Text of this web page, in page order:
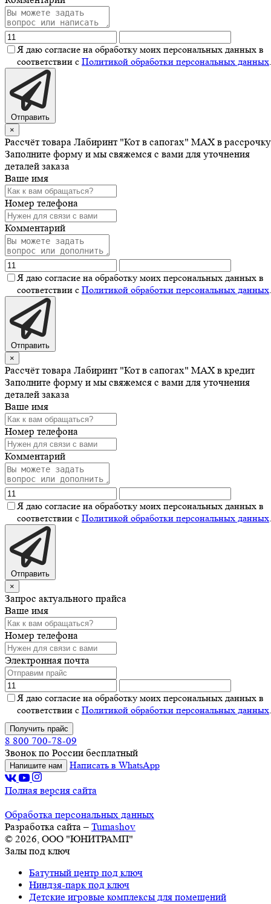
Я даю согласие на обработку моих персональных данных в
соответствии с Политикой обработки персональных данных.
Отправить
×
Рассчёт товара Лабиринт "Кот в сапогах" MAX в рассрочку
Заполните форму и мы свяжемся с вами для уточнения
деталей заказа
Ваше имя
Номер телефона
Комментарий
Я даю согласие на обработку моих персональных данных в
соответствии с Политикой обработки персональных данных.
Отправить
×
Рассчёт товара Лабиринт "Кот в сапогах" MAX в кредит
Заполните форму и мы свяжемся с вами для уточнения
деталей заказа
Ваше имя
Номер телефона
Комментарий
Я даю согласие на обработку моих персональных данных в
соответствии с Политикой обработки персональных данных.
Отправить
×
Запрос актуального прайса
Ваше имя
Номер телефона
Электронная почта
Я даю согласие на обработку моих персональных данных в
соответствии с Политикой обработки персональных данных.
Получить прайс
8 800 700-78-09
Звонок по России бесплатный
Напишите нам Написать в WhatsApp
Полная версия сайта
Обработка персональных данных
Разработка сайта – Tumashov
© 2026, ООО "ЮНИТРАМП"
Залы под ключ
Батутный центр под ключ
Ниндзя-парк под ключ
Детские игровые комплексы для помещений